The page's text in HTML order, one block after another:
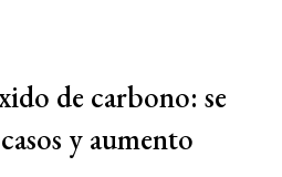
de carbono: se
y aumento